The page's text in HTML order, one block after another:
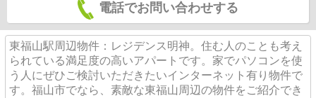
電話でお問い合わせする
東福山駅周辺物件：レジデンス明神。住む人のことも考え
られている満足度の高いアパートです。家でパソコンを使
う人にぜひご検討いただきたいインターネット有り物件で
す。福山市でなら、素敵な東福山周辺の物件をご紹介でき